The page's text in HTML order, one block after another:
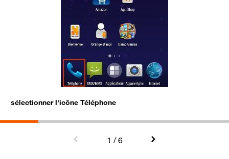
sélectionner l'icône Téléphone
1 / 6